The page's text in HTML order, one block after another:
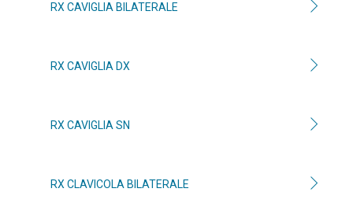
RX CAVIGLIA BILATERALE
RX CAVIGLIA DX
RX CAVIGLIA SN
RX CLAVICOLA BILATERALE